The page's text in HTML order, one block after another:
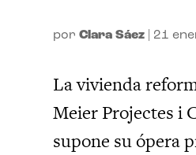
porClara Sáez 21
La vivienda
Meier Projectes i
supone su ópera